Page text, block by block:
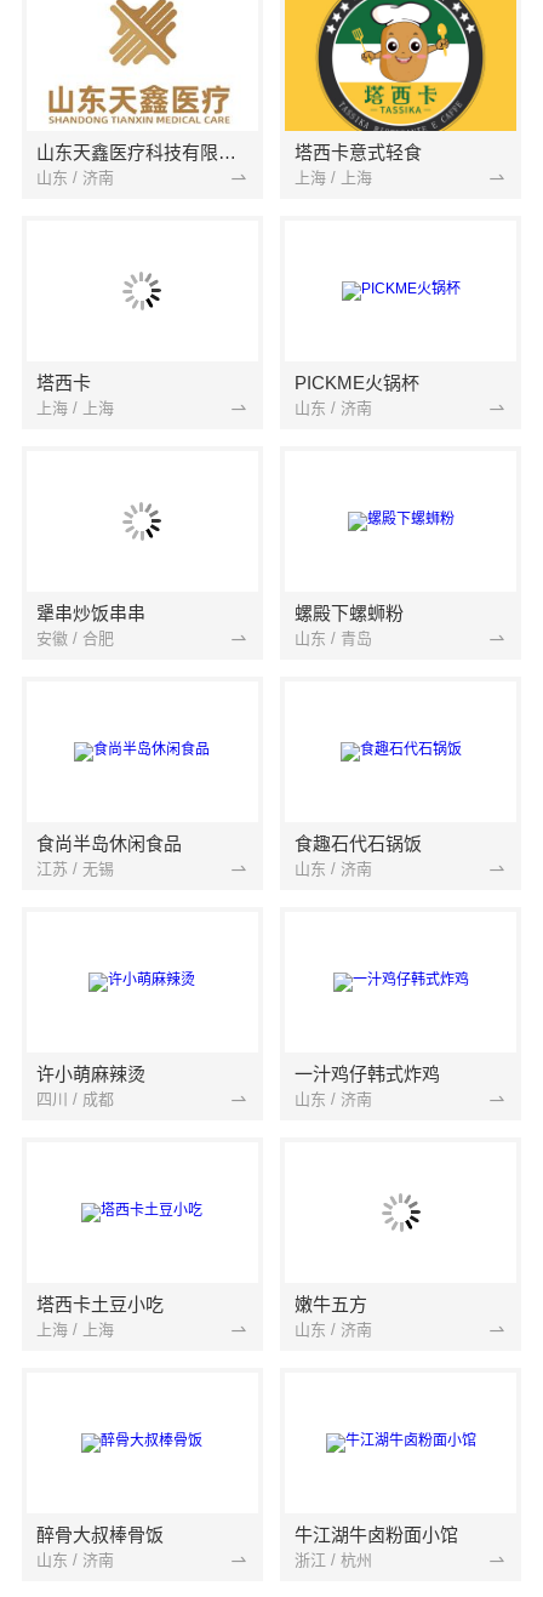
山东天鑫医疗科技有限公司
山东 / 济南
塔西卡意式轻食
上海 / 上海
塔西卡
上海 / 上海
PICKME火锅杯
山东 / 济南
犟串炒饭串串
安徽 / 合肥
螺殿下螺蛳粉
山东 / 青岛
食尚半岛休闲食品
江苏 / 无锡
食趣石代石锅饭
山东 / 济南
许小萌麻辣烫
四川 / 成都
一汁鸡仔韩式炸鸡
山东 / 济南
塔西卡土豆小吃
上海 / 上海
嫩牛五方
山东 / 济南
醉骨大叔棒骨饭
山东 / 济南
牛江湖牛卤粉面小馆
浙江 / 杭州